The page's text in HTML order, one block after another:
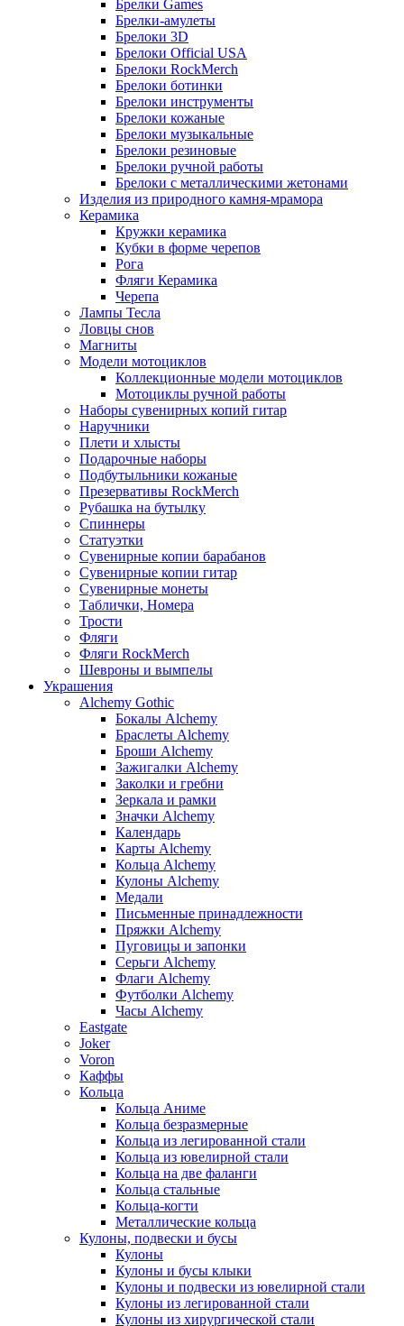
Брелки Games
Брелки-амулеты
Брелоки 3D
Брелоки Official USA
Брелоки RockMerch
Брелоки ботинки
Брелоки инструменты
Брелоки кожаные
Брелоки музыкальные
Брелоки резиновые
Брелоки ручной работы
Брелоки с металлическими жетонами
Изделия из природного камня-мрамора
Керамика
Кружки керамика
Кубки в форме черепов
Рога
Фляги Керамика
Черепа
Лампы Тесла
Ловцы снов
Магниты
Модели мотоциклов
Коллекционные модели мотоциклов
Мотоциклы ручной работы
Наборы сувенирных копий гитар
Наручники
Плети и хлысты
Подарочные наборы
Подбутыльники кожаные
Презервативы RockMerch
Рубашка на бутылку
Спиннеры
Статуэтки
Сувенирные копии барабанов
Сувенирные копии гитар
Сувенирные монеты
Таблички, Номера
Трости
Фляги
Фляги RockMerch
Шевроны и вымпелы
Украшения
Alchemy Gothic
Бокалы Alchemy
Браслеты Alchemy
Броши Alchemy
Зажигалки Alchemy
Заколки и гребни
Зеркала и рамки
Значки Alchemy
Календарь
Карты Alchemy
Кольца Alchemy
Кулоны Alchemy
Медали
Письменные принадлежности
Пряжки Alchemy
Пуговицы и запонки
Серьги Alchemy
Флаги Alchemy
Футболки Alchemy
Часы Alchemy
Eastgate
Joker
Voron
Каффы
Кольца
Кольца Аниме
Кольца безразмерные
Кольца из легированной стали
Кольца из ювелирной стали
Кольца на две фаланги
Кольца стальные
Кольца-когти
Металлические кольца
Кулоны, подвески и бусы
Кулоны
Кулоны и бусы клыки
Кулоны и подвески из ювелирной стали
Кулоны из легированной стали
Кулоны из хирургической стали